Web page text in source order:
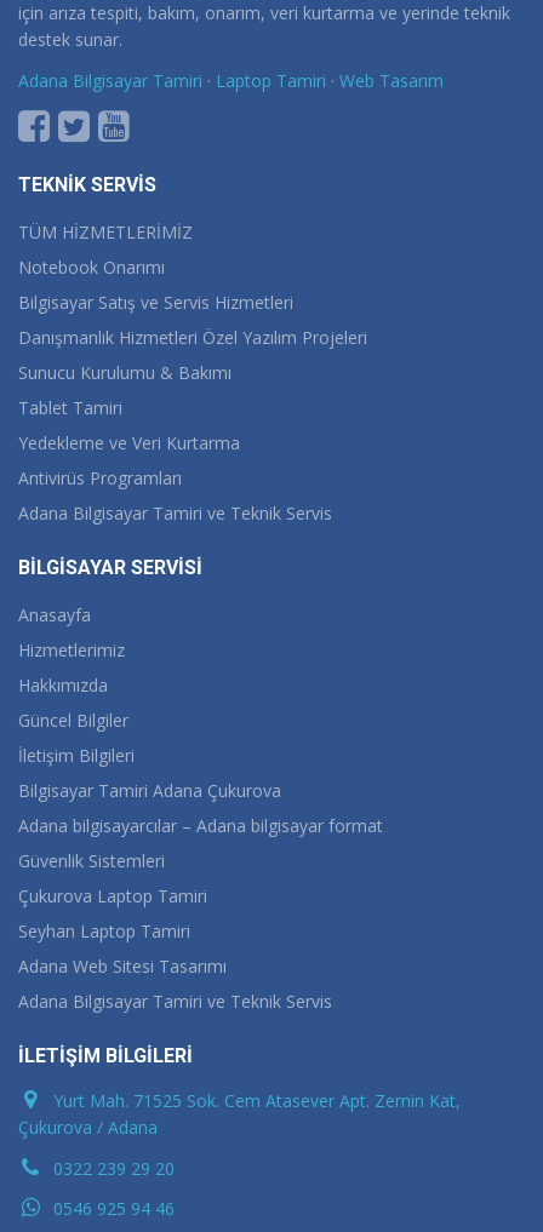
için arıza tespiti, bakım, onarım, veri kurtarma ve yerinde teknik
destek sunar.
Adana Bilgisayar Tamiri · Laptop Tamiri · Web Tasarım
TEKNİK SERVİS
TÜM HİZMETLERİMİZ
Notebook Onarımı
Bilgisayar Satış ve Servis Hizmetleri
Danışmanlık Hizmetleri Özel Yazılım Projeleri
Sunucu Kurulumu & Bakımı
Tablet Tamiri
Yedekleme ve Veri Kurtarma
Antivirüs Programları
Adana Bilgisayar Tamiri ve Teknik Servis
BİLGİSAYAR SERVİSİ
Anasayfa
Hizmetlerimiz
Hakkımızda
Güncel Bilgiler
İletişim Bilgileri
Bilgisayar Tamiri Adana Çukurova
Adana bilgisayarcılar – Adana bilgisayar format
Güvenlik Sistemleri
Çukurova Laptop Tamiri
Seyhan Laptop Tamiri
Adana Web Sitesi Tasarımı
Adana Bilgisayar Tamiri ve Teknik Servis
İLETİŞİM BİLGİLERİ
Yurt Mah. 71525 Sok. Cem Atasever Apt. Zemin Kat,
Çukurova / Adana
0322 239 29 20
0546 925 94 46